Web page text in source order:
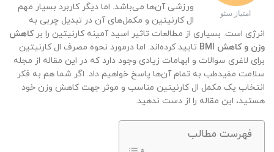
امتیاز سئو
ورزشی آن‌ها می‌باشد. اما دیگر کاربرد بسیار مهم
ال کارنیتین و مکمل‌های آن در تبدیل چربی به
انرژی است. بسیاری از مطالعات تاثیر اسید آمینه کارنیتین را برکاهش
وزن و کاهش BMI
تایید کرده‌اند. اما درمورد نحوه مصرف ال کارنیتین
برای لاغری سوالات و ابهامات زیادی وجود دارد که در این مقاله از مجله
سلامت مفیدطب به تمام آن‌ها پاسخ خواهیم داد. اگر شما هم به فکر
انتخاب یک مکمل ال کارنیتین مناسب و موثر جهت کاهش وزن خود
هستید، این مقاله را از دست ندهید.
فهرست مطالب